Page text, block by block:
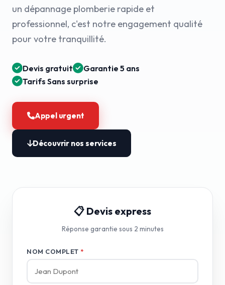
un dépannage plomberie rapide et
professionnel, c'est notre engagement qualité
pour votre tranquillité.
Devis gratuit
Garantie 5 ans
Tarifs Sans surprise
Appel urgent
Découvrir nos services
📋 Devis express
Réponse garantie sous 2 minutes
NOM COMPLET *